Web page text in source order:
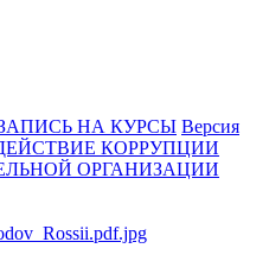
НА КУРСЫ Версия
КОРРУПЦИИ
ОРГАНИЗАЦИИ